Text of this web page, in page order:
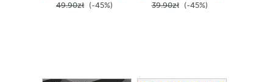
49.90zł (-45%) 39.90zł (-45%)